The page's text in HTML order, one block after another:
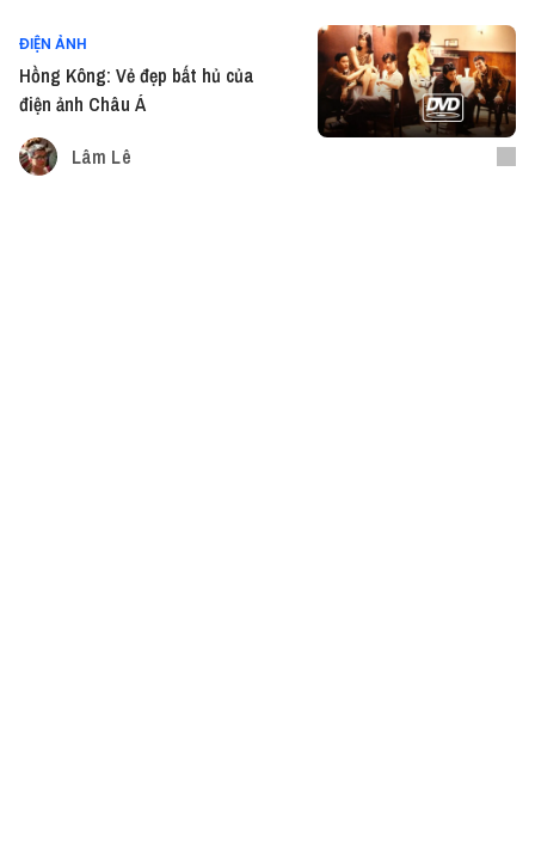
ĐIỆN ẢNH
Hồng Kông: Vẻ đẹp bất hủ của
điện ảnh Châu Á
Lâm Lê